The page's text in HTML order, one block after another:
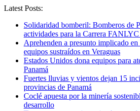
Latest Posts:
Solidaridad bomberil: Bomberos de
actividades para la Carrera
Aprehenden a presunto implicado
equipos sustraídos en Veraguas
Estados Unidos dona equipos para
Panamá
Fuertes lluvias y vientos dejan 15
provincias de Panamá
Coclé apuesta por la minería
desarrollo